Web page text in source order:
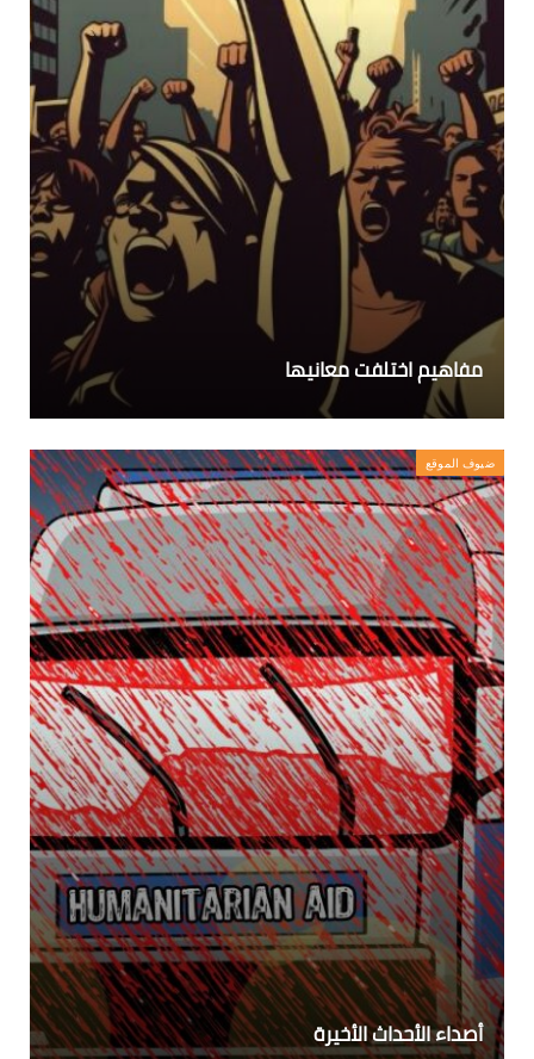
مفاهيم اختلفت معانيها
ضيوف الموقع
أصداء الأحداث الأخيرة